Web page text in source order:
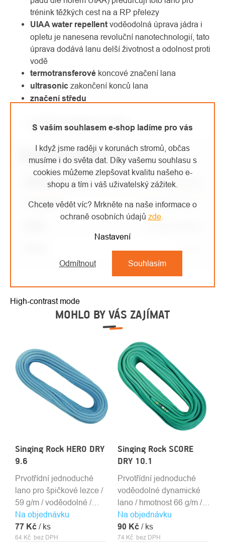
S vaším souhlasem e-shop ladíme pro vás
I když jsme raději v korunách stromů, občas
musíme i do světa dat. Díky vašemu souhlasu s
cookies můžeme zlepšovat kvalitu našeho e-
shopu a tím i váš uživatelský zážitek.
Chcete vědět víc? Mrkněte na naše informace o
ochraně osobních údajů zde.
Nastavení
Odmítnout Souhlasím
trénink těžkých cest na a RP přelezy
UIAA water repellent voděodolná úprava jádra i
opletu je nanesena revoluční nanotechnologií, tato
úprava dodává lanu delší životnost a odolnost proti
vodě
termotransferové koncové značení lana
ultrasonic zakončení konců lana
značení středu
přehled vyráběných délek
Doplňkové parametry
Název parametru Parametr
Kategorie: Dynamická lana
modrá
High-contrast mode
MOHLO BY VÁS ZAJÍMAT
Singing Rock HERO DRY
9.6
Na objednávku
64 Kč bez DPH
77 Kč / ks
Prvotřídní jednoduché
lano pro špičkové lezce /
59 g/m / voděodolné /
počet pádů 7 / Single
Tech / značení středu
Singing Rock SCORE
DRY 10.1
Na objednávku
74 Kč bez DPH
90 Kč / ks
Prvotřídní jednoduché
voděodolné dynamické
lano / hmotnost 66 g/m /
počet pádů 8 / ROUTE 44
/ značení středu